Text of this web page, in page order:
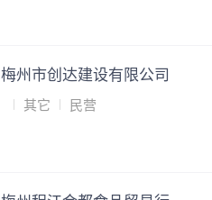
梅州市创达建设有限公司
其它 民营